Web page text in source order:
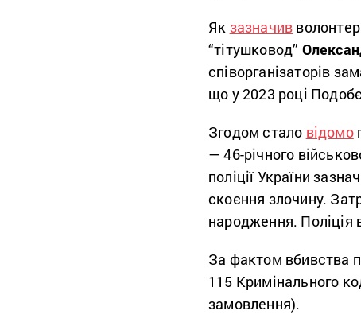
Як зазначив
“тітушковод”
співорганізаторів
що у 2023 році
Згодом стало відомо
— 46-річного
поліції України
скоєння злочину.
народження. Поліція
За фактом вбивства
115 Кримінального
замовлення).